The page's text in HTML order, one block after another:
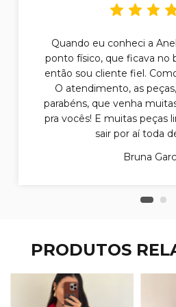
Quando eu conheci a
ponto físico, que ficava no
então sou cliente fiel.
O atendimento, as
parabéns, que venha
pra vocês! E muitas peças
sair por aí toda
Bruna
PRODUTOS